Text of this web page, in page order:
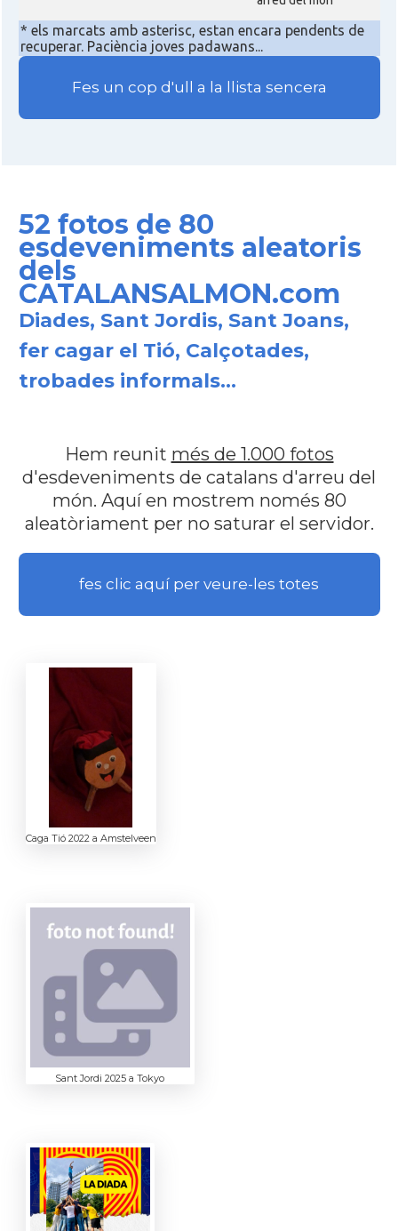
* els marcats amb asterisc, estan encara pendents de
recuperar. Paciència joves padawans...
Fes un cop d'ull a la llista sencera
52 fotos de 80
esdeveniments aleatoris
dels
CATALANSALMON.com
Diades, Sant Jordis, Sant Joans,
fer cagar el Tió, Calçotades,
trobades informals...
Hem reunit més de 1.000 fotos
d'esdeveniments de catalans d'arreu del
món. Aquí en mostrem només 80
aleatòriament per no saturar el servidor.
fes clic aquí per veure-les totes
Caga Tió 2022 a Amstelveen
Sant Jordi 2025 a Tokyo